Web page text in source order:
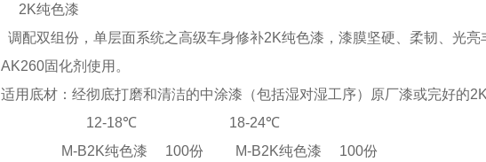
2K纯色漆
调配双组份，单层面系统之高级车身修补2K纯色漆，漆膜坚硬、柔韧、光
AK260固化剂使用。
适用底材：经彻底打磨和清洁的中涂漆（包括湿对湿工序）原厂漆或完好的
12-18℃ 18-24℃
M-B2K纯色漆 100份 M-B2K纯色漆 100份